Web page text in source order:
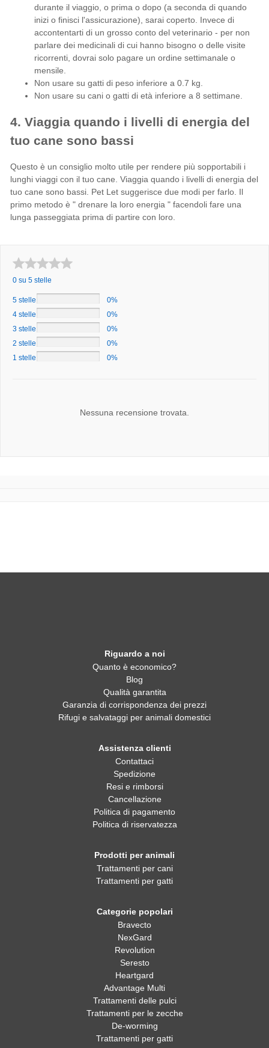
durante il viaggio, o prima o dopo (a seconda di quando
inizi o finisci l'assicurazione), sarai coperto. Invece di
accontentarti di un grosso conto del veterinario - per non
parlare dei medicinali di cui hanno bisogno o delle visite
ricorrenti, dovrai solo pagare un ordine settimanale o
mensile.
Non usare su gatti di peso inferiore a 0.7 kg.
Non usare su cani o gatti di età inferiore a 8 settimane.
4. Viaggia quando i livelli di energia del
tuo cane sono bassi
Questo è un consiglio molto utile per rendere più sopportabili i
lunghi viaggi con il tuo cane. Viaggia quando i livelli di energia del
tuo cane sono bassi. Pet Let suggerisce due modi per farlo. Il
primo metodo è " drenare la loro energia " facendoli fare una
lunga passeggiata prima di partire con loro.
0 su 5 stelle
5 stelle
0%
4 stelle
0%
3 stelle
0%
2 stelle
0%
1 stelle
0%
Nessuna recensione trovata.
Quanto è economico?
Blog
Qualità garantita
Garanzia di corrispondenza dei prezzi
Rifugi e salvataggi per animali domestici
Contattaci
Spedizione
Resi e rimborsi
Cancellazione
Politica di pagamento
Politica di riservatezza
Trattamenti per cani
Trattamenti per gatti
Bravecto
NexGard
Revolution
Seresto
Heartgard
Advantage Multi
Trattamenti delle pulci
Trattamenti per le zecche
De-worming
Trattamenti per gatti